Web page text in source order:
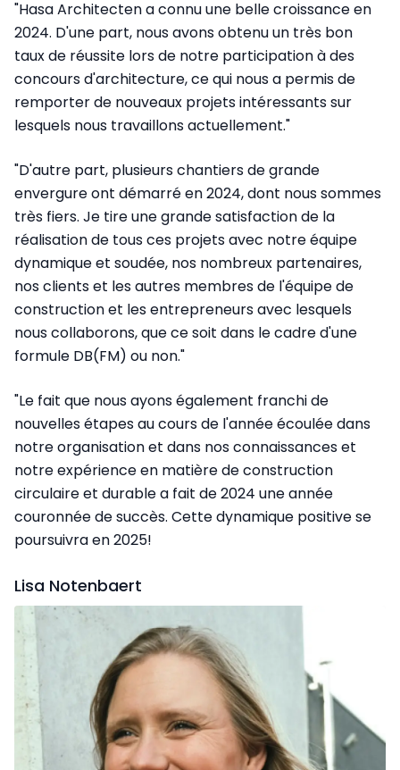
"Hasa Architecten a connu une belle croissance en
2024. D'une part, nous avons obtenu un très bon
taux de réussite lors de notre participation à des
concours d'architecture, ce qui nous a permis de
remporter de nouveaux projets intéressants sur
lesquels nous travaillons actuellement."
"D'autre part, plusieurs chantiers de grande
envergure ont démarré en 2024, dont nous sommes
très fiers. Je tire une grande satisfaction de la
réalisation de tous ces projets avec notre équipe
dynamique et soudée, nos nombreux partenaires,
nos clients et les autres membres de l'équipe de
construction et les entrepreneurs avec lesquels
nous collaborons, que ce soit dans le cadre d'une
formule DB(FM) ou non."
"Le fait que nous ayons également franchi de
nouvelles étapes au cours de l'année écoulée dans
notre organisation et dans nos connaissances et
notre expérience en matière de construction
circulaire et durable a fait de 2024 une année
couronnée de succès. Cette dynamique positive se
poursuivra en 2025!
Lisa Notenbaert